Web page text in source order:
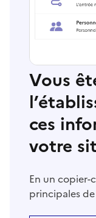
Vous
ces
votre
En un copier-
principales